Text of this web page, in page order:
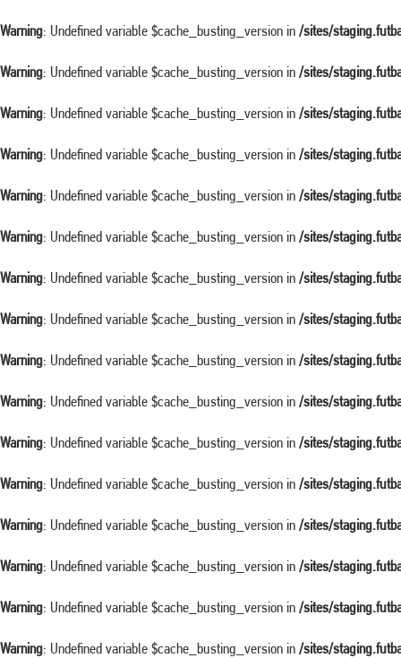
Warning: Undefined variable $cache_busting_version in /sites/
Warning: Undefined variable $cache_busting_version in /sites/
Warning: Undefined variable $cache_busting_version in /sites/
Warning: Undefined variable $cache_busting_version in /sites/
Warning: Undefined variable $cache_busting_version in /sites/
Warning: Undefined variable $cache_busting_version in /sites/
Warning: Undefined variable $cache_busting_version in /sites/
Warning: Undefined variable $cache_busting_version in /sites/
Warning: Undefined variable $cache_busting_version in /sites/
Warning: Undefined variable $cache_busting_version in /sites/
Warning: Undefined variable $cache_busting_version in /sites/
Warning: Undefined variable $cache_busting_version in /sites/
Warning: Undefined variable $cache_busting_version in /sites/
Warning: Undefined variable $cache_busting_version in /sites/
Warning: Undefined variable $cache_busting_version in /sites/
Warning: Undefined variable $cache_busting_version in /sites/